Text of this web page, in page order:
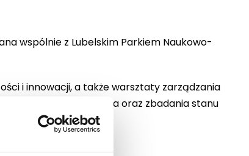
wspólnie z Lubelskim Parkiem Naukowo-
i innowacji, a także warsztaty zarządzania
analizy składu ciała oraz zbadania stanu